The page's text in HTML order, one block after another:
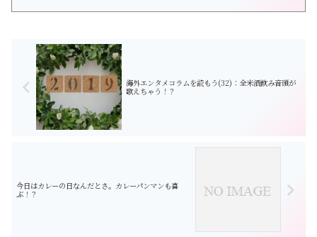
画を通じて和洋を探求します。 今回は「ひとつ屋根の下」です。 ひ
海外エンタメコラムを読もう(32)：全米酒飲み音頭が
歌えちゃう！？
今日はカレーの日なんだとさ。カレーパンマンも喜
ぶ！？